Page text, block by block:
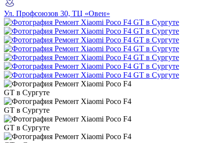
Ул. Профсоюзов 30, ТЦ «Овен»